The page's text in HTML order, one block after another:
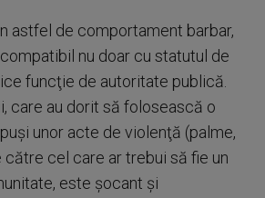
astfel de comportament barbar,
nu doar cu statutul de
funcţie de autoritate publică.
care au dorit să folosească o
unor acte de violenţă (palme,
către cel care ar trebui să fie un
este şocant şi